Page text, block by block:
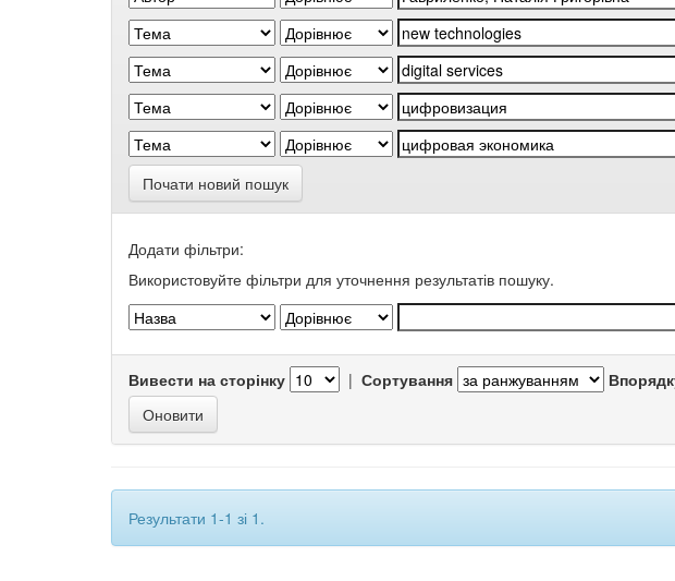
Почати новий пошук
Додати фільтри:
Використовуйте фільтри для уточнення результатів пошуку.
Вивести на сторінку | Сортування
Результати 1-1 зі 1.